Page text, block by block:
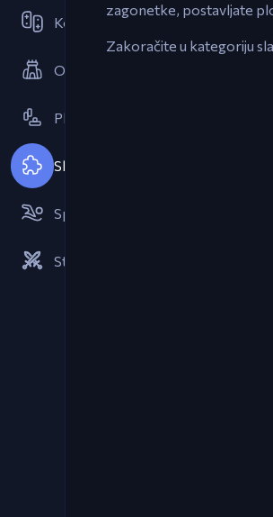
Kooperativne
Odbrana kula
Platformske igre
Slagalica
Sportske igre
Strategije
zagonetke, postavljate
Zakoračite u kategoriju